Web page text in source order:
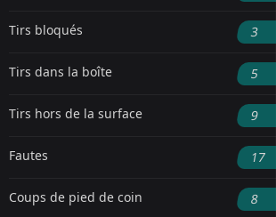
Tirs bloqués 3
Tirs dans la boîte 5
Tirs hors de la surface 9
Fautes 17
Coups de pied de coin 8